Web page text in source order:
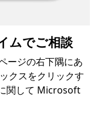
ムでご相談
ージの右下隅にあ
クスをクリックす
関して Microsoft